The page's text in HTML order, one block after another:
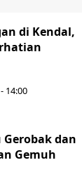
di Kendal,
14:00
dan
Gemuh